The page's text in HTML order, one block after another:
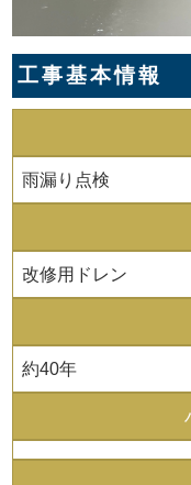
工事基本情報
雨漏り点検
改修用ドレン
約40年